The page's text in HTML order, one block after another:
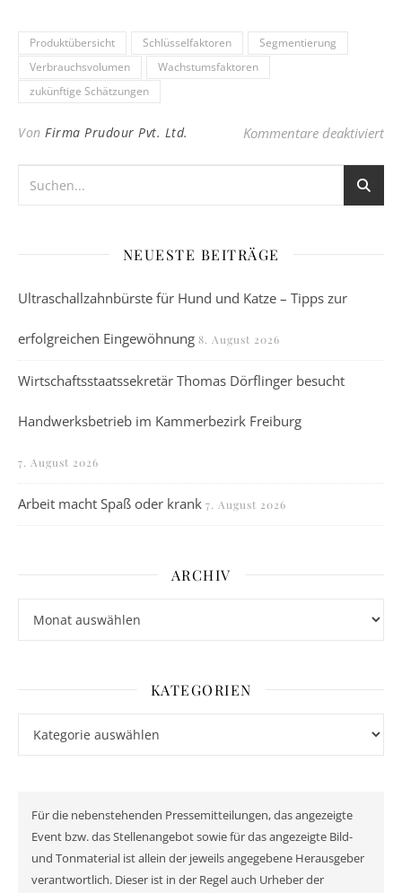
Produktübersicht Schlüsselfaktoren
Segmentierung
Verbrauchsvolumen
Wachstumsfaktoren
zukünftige Schätzungen
Von Firma Prudour Pvt. Ltd. Kommentare deaktiviertfür
NEUESTE BEITRÄGE
Ultraschallzahnbürste für Hund und Katze – Tipps zur
erfolgreichen Eingewöhnung 8. August 2026
Wirtschaftsstaatssekretär Thomas Dörflinger besucht
Handwerksbetrieb im Kammerbezirk Freiburg
7. August 2026
Arbeit macht Spaß oder krank 7. August 2026
ARCHIV
KATEGORIEN
Für die nebenstehenden Pressemitteilungen, das angezeigte
Event bzw. das Stellenangebot sowie für das angezeigte Bild-
und Tonmaterial ist allein der jeweils angegebene Herausgeber
verantwortlich. Dieser ist in der Regel auch Urheber der